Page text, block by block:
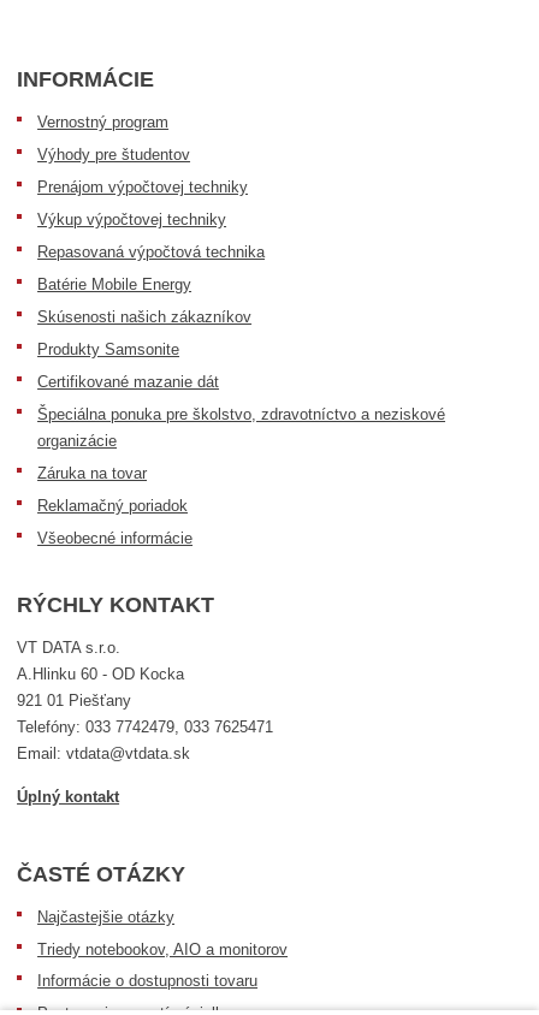
INFORMÁCIE
Vernostný program
Výhody pre študentov
Prenájom výpočtovej techniky
Výkup výpočtovej techniky
Repasovaná výpočtová technika
Batérie Mobile Energy
Skúsenosti našich zákazníkov
Produkty Samsonite
Certifikované mazanie dát
Špeciálna ponuka pre školstvo, zdravotníctvo a neziskové
organizácie
Záruka na tovar
Reklamačný poriadok
Všeobecné informácie
RÝCHLY KONTAKT
VT DATA s.r.o.
A.Hlinku 60 - OD Kocka
921 01 Piešťany
Telefóny: 033 7742479, 033 7625471
Email: vtdata@vtdata.sk
Úplný kontakt
ČASTÉ OTÁZKY
Najčastejšie otázky
Triedy notebookov, AIO a monitorov
Informácie o dostupnosti tovaru